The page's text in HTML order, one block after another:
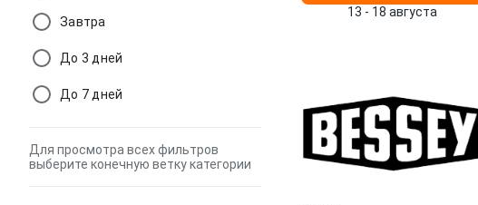
Завтра
До 3 дней
До 7 дней
Для просмотра всех фильтров
выберите конечную ветку категории
13 - 18 августа